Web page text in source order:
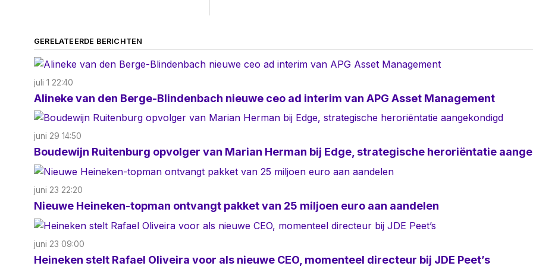
GERELATEERDE BERICHTEN
juli 1 22:40
Alineke van den Berge-Blindenbach nieuwe ceo ad interim van APG Asset Management
juni 29 14:50
Boudewijn Ruitenburg opvolger van Marian Herman bij Edge, strategische heroriëntatie
juni 23 22:20
Nieuwe Heineken-topman ontvangt pakket van 25 miljoen euro aan aandelen
juni 23 09:00
Heineken stelt Rafael Oliveira voor als nieuwe CEO, momenteel directeur bij JDE Peet’s